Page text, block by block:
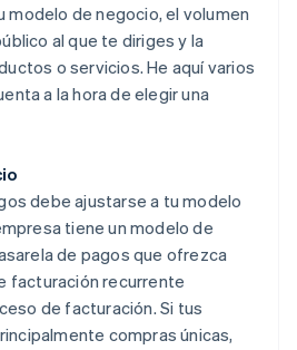
modelo de negocio, el volumen
al que te diriges y la
o servicios. He aquí varios
a la hora de elegir una
debe ajustarse a tu modelo
tiene un modelo de
de pagos que ofrezca
facturación recurrente
de facturación. Si tus
compras únicas,